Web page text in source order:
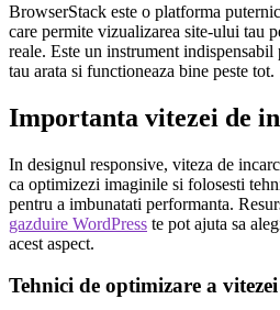
BrowserStack este o platforma
care permite vizualizarea site-ului tau
reale. Este un instrument indispensabil
tau arata si functioneaza bine peste tot.
Importanta vitezei de
In designul responsive, viteza de
ca optimizezi imaginile si folosesti
pentru a imbunatati performanta.
gazduire WordPress te pot ajuta sa
acest aspect.
Tehnici de optimizare a vitezei